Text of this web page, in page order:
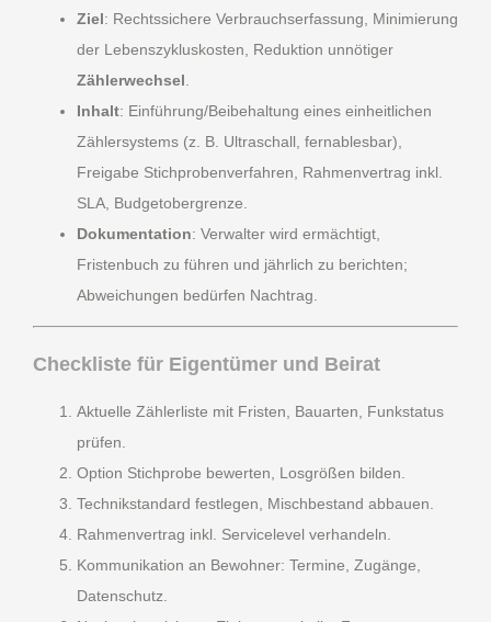
Ziel: Rechtssichere Verbrauchserfassung, Minimierung
der Lebenszykluskosten, Reduktion unnötiger
Zählerwechsel.
Inhalt: Einführung/Beibehaltung eines einheitlichen
Zählersystems (z. B. Ultraschall, fernablesbar),
Freigabe Stichprobenverfahren, Rahmenvertrag inkl.
SLA, Budgetobergrenze.
Dokumentation: Verwalter wird ermächtigt,
Fristenbuch zu führen und jährlich zu berichten;
Abweichungen bedürfen Nachtrag.
Checkliste für Eigentümer und Beirat
Aktuelle Zählerliste mit Fristen, Bauarten, Funkstatus
prüfen.
Option Stichprobe bewerten, Losgrößen bilden.
Technikstandard festlegen, Mischbestand abbauen.
Rahmenvertrag inkl. Servicelevel verhandeln.
Kommunikation an Bewohner: Termine, Zugänge,
Datenschutz.